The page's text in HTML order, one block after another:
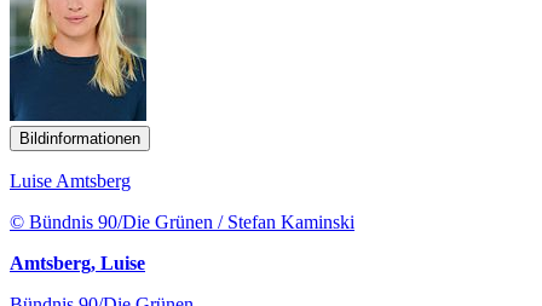
Bildinformationen
Luise Amtsberg
© Bündnis 90/Die Grünen / Stefan Kaminski
Amtsberg, Luise